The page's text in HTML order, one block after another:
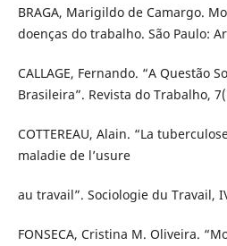
BRAGA, Marigildo de Camargo.
doenças do trabalho. São Paulo:
CALLAGE, Fernando. “A Questão
Brasileira”. Revista do Trabalho,
COTTEREAU, Alain. “La
maladie de l’usure
au travail”. Sociologie du Travail,
FONSECA, Cristina M. Oliveira.